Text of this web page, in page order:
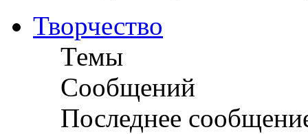
Творчество
Темы
Сообщений
Последнее